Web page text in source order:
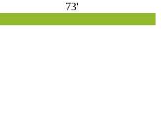
73'